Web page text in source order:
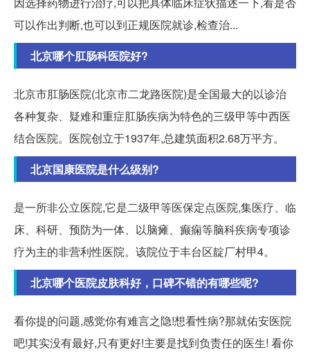
可以作出判断,也可以到正规医院就诊,检查治...
北京哪个肛肠科医院好?
北京市肛肠医院(北京市二龙路医院)是全国最大的以诊治
各种复杂、疑难和重症肛肠疾病为特色的三级甲等中西医
结合医院。医院创立于1937年,总建筑面积2.68万平方。
北京国康医院是什么级别?
是一所非公立医院,它是二级甲等医保定点医院,集医疗、临
床、科研、预防为一体、以脑瘫、癫痫等脑科疾病专项诊
疗为主的非营利性医院。该院位于丰台区靛厂村甲4。
北京哪个医院皮肤科好，口碑不错的有哪些呢?
看你提的问题,感觉你有难言之隐!想看性病?那就佑安医院
吧!其实没有最好,只有更好!主要是找到负责任的医生! 看你